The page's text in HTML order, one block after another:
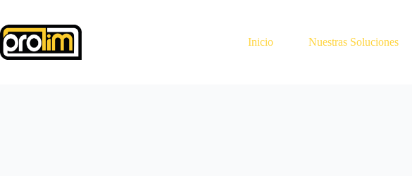
contenido
Inicio
Nuestras Soluciones